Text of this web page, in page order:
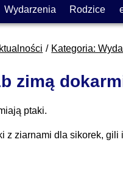
Wydarzenia Rodzice
Kategoria:
zimą
ptaki.
z ziarnami dla sikorek, gili